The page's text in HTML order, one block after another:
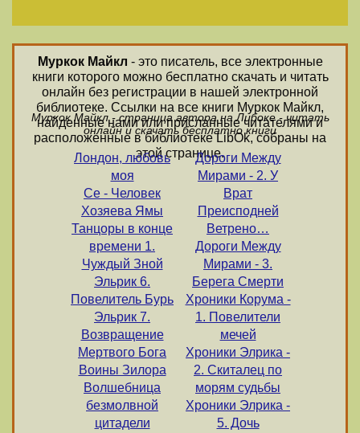
Муркок Майкл - это писатель, все электронные
книги которого можно бесплатно скачать и читать
онлайн без регистрации в нашей электронной
библиотеке. Ссылки на все книги Муркок Майкл,
найденные нами или присланные читателями и
расположенные в библиотеке LibOk, собраны на
этой странице.
Муркок Майкл - страница автора на Либоке - читать
онлайн и скачать бесплатно книги
Лондон, любовь
моя
Се - Человек
Хозяева Ямы
Танцоры в конце
времени 1.
Чуждый Зной
Эльрик 6.
Повелитель Бурь
Эльрик 7.
Возвращение
Мертвого Бога
Воины Зилора
Волшебница
безмолвной
цитадели
Дороги Между
Мирами - 2. У
Врат
Преисподней
Ветрено…
Дороги Между
Мирами - 3.
Берега Смерти
Хроники Корума -
1. Повелители
мечей
Хроники Элрика -
2. Скиталец по
морям судьбы
Хроники Элрика -
5. Дочь